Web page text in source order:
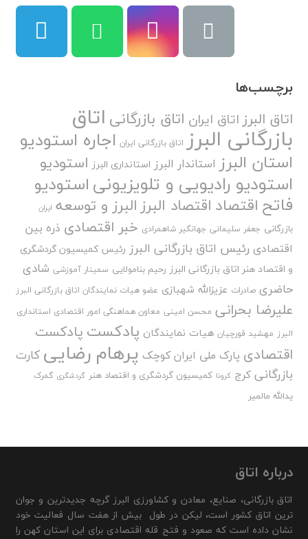
برچسب‌ها
اتاق البرزاتاق ایران اتاق بازرگانی اتاق
بازرگانی البرز اتاق بازرگانی ایران اجاره استودیو
استان البرز استاندار البرز استانداری البرز استودیو
استودیو رادیویی و تلویزیونیاستودیو
فاتح اقتصاد اقتصاد البرزالبرز و توسعه ایران
بازرگانی جعفر سلیمانی جهانگیر شاهمرادی خبر اقتصادی ذره بین
اقتصادی رئیس اتاق بازرگانی البرز رئیس کمیسیون گردشگری
و اقتصاد هنر اتاق بازرگانی البرز رحیم بنامولایی سمینار آموزشی شادی
حاضری صادرات عزیزالله شهبازی عضو هیات نمایندگان اتاق بازرگانی البرز
علیرضا بحرانی محسن امینی معاون هماهنگی امور اقتصادی استانداری
البرز مهشید قورچیان هیات نمایندگان پادکست پادکست
اقتصادی پارک ملی ایران کوچک پرهام رضایی کارت
بازرگانی کرج کرونا کمیسیون گردشگری و اقتصاد هنر گردشگری گمرک
یدالله مالمیر
درباره اتاق
اتاق بازرگانی، صنایع، معادن و کشاورزی البرز گرچه جدیدترین و جوان
ترین اتاق کشور است، لیکن در طول بیش از هفت سال فعالیت خود
نشان داده است که صعود و فتح قله اقتصادی برای این استان کهن را